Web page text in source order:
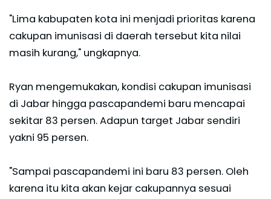
"Lima kabupaten kota ini menjadi prioritas karena
cakupan imunisasi di daerah tersebut kita nilai
masih kurang," ungkapnya.
Ryan mengemukakan, kondisi cakupan imunisasi
di Jabar hingga pascapandemi baru mencapai
sekitar 83 persen. Adapun target Jabar sendiri
yakni 95 persen.
"Sampai pascapandemi ini baru 83 persen. Oleh
karena itu kita akan kejar cakupannya sesuai